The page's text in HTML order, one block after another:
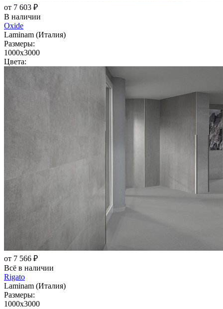
от 7 603 ₽
В наличии
Oxide
Laminam (Италия)
Размеры:
1000x3000
Цвета:
от 7 566 ₽
Всё в наличии
Rigato
Laminam (Италия)
Размеры:
1000x3000